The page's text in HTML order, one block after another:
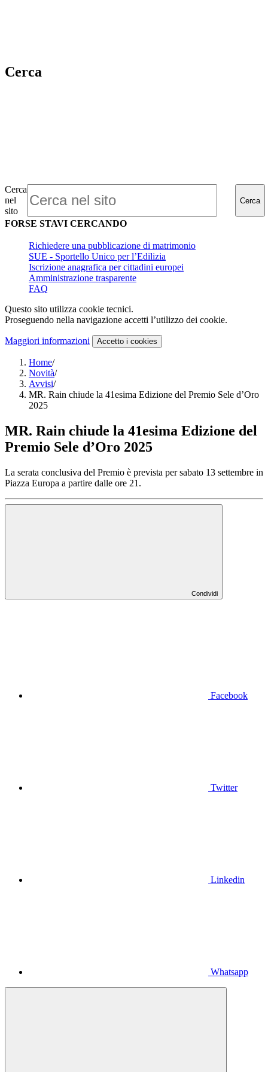
Cerca
Cerca
nel
sito
Cerca
FORSE STAVI CERCANDO
Richiedere una pubblicazione di matrimonio
SUE - Sportello Unico per l’Edilizia
Iscrizione anagrafica per cittadini europei
Amministrazione trasparente
FAQ
Questo sito utilizza cookie tecnici.
Proseguendo nella navigazione accetti l’utilizzo dei cookie.
Maggiori informazioni Accetto i cookies
Home/
Novità/
Avvisi/
MR. Rain chiude la 41esima Edizione del Premio Sele d’Oro
2025
MR. Rain chiude la 41esima Edizione del
Premio Sele d’Oro 2025
La serata conclusiva del Premio è prevista per sabato 13 settembre in
Piazza Europa a partire dalle ore 21.
Condividi
Facebook
Twitter
Linkedin
Whatsapp